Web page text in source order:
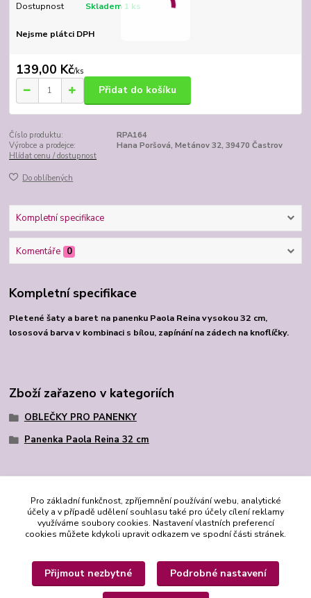
Dostupnost Skladem 1 ks
Nejsme plátci DPH
139,00 Kč/ks
Přidat do košíku
Číslo produktu:
RPA164
Výrobce a prodejce:
Hana Poršová, Metánov 32, 39470 Častrov
Hlídat cenu / dostupnost
Do oblíbených
Kompletní specifikace
Komentáře 0
Kompletní specifikace
Pletené šaty a baret na panenku Paola Reina vysokou 32 cm,
lososová barva v kombinaci s bílou, zapínání na zádech na knoflíčky.
Zboží zařazeno v kategoriích
OBLEČKY PRO PANENKY
Panenka Paola Reina 32 cm
Pro základní funkčnost, zpříjemnění používání webu, analytické
účely a v případě udělení souhlasu také pro účely cílení reklamy
využíváme soubory cookies. Nastavení vlastních preferencí
cookies můžete kdykoli upravit odkazem ve spodní části stránek.
Přijmout nezbytné Podrobné nastavení